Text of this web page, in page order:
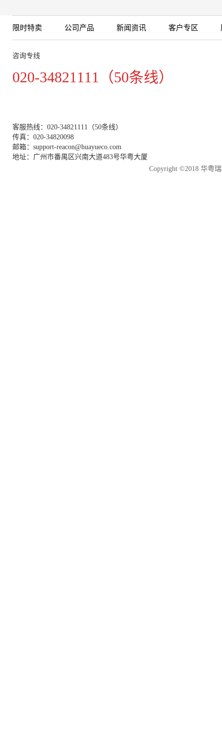
细胞培养瓶
More
限时特卖 公司产品 新闻资讯 客户专区
咨询专线
020-34821111（50条线）
客服热线：020-34821111（50条线）
传真：020-34820098
邮箱：support-reacon@huayueco.com
地址：广州市番禺区兴南大道483号华粤大厦
Copyright ©2018 华粤